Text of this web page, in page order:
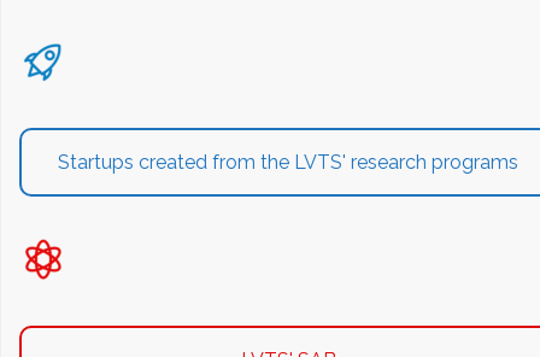
Startups created from the LVTS' research programs